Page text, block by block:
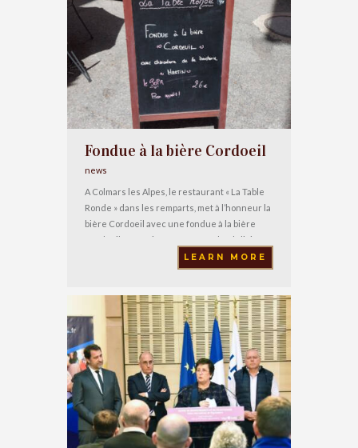
Fondue à la bière Cordoeil
news
A Colmars les Alpes, le restaurant « La Table
Ronde » dans les remparts, met à l’honneur la
bière Cordoeil avec une fondue à la bière
Cordoeil : Merci à eux pour ce plat délicieux !
LEARN MORE